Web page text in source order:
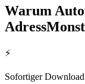
Warum
⚡
Sofortiger Download